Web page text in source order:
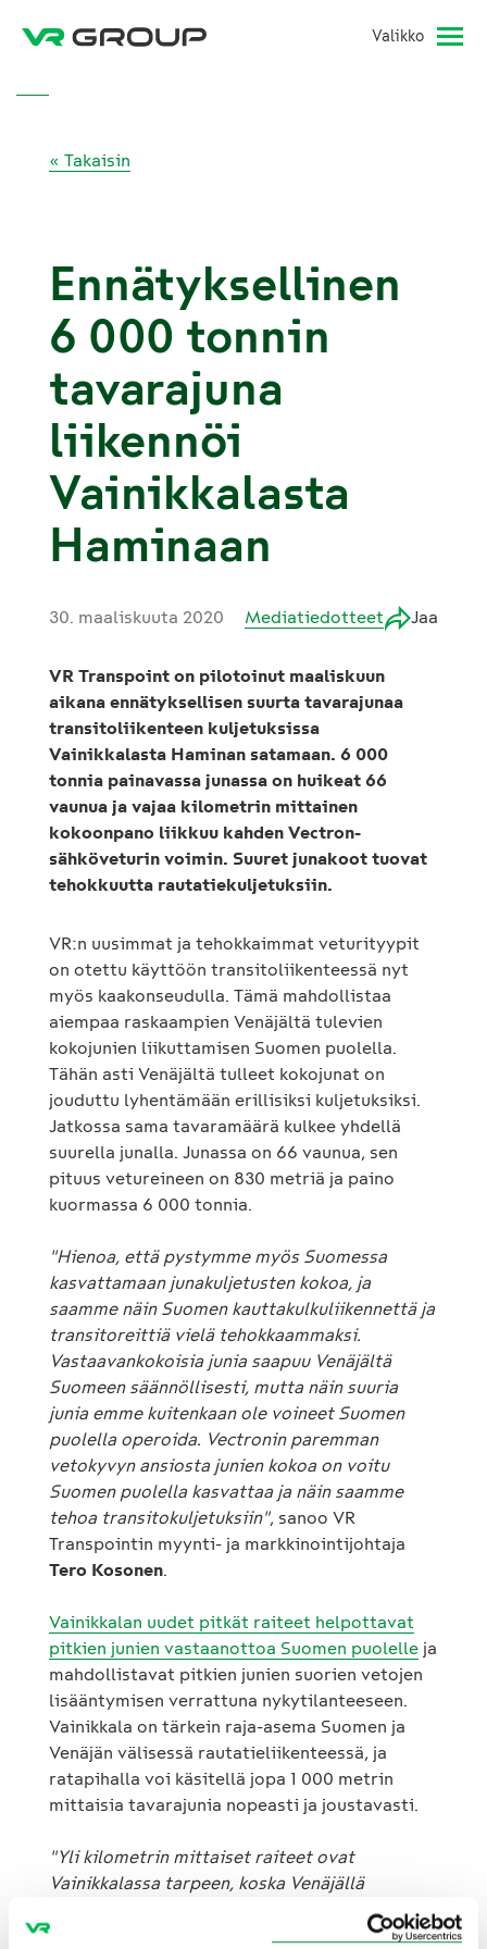
Valikko
« Takaisin
Ennätyksellinen
6 000 tonnin
tavarajuna
liikennöi
Vainikkalasta
Haminaan
30. maaliskuuta 2020 Mediatiedotteet Jaa
VR Transpoint on pilotoinut maaliskuun
aikana ennätyksellisen suurta tavarajunaa
transitoliikenteen kuljetuksissa
Vainikkalasta Haminan satamaan. 6 000
tonnia painavassa junassa on huikeat 66
vaunua ja vajaa kilometrin mittainen
kokoonpano liikkuu kahden Vectron-
sähköveturin voimin. Suuret junakoot tuovat
tehokkuutta rautatiekuljetuksiin.
VR:n uusimmat ja tehokkaimmat veturityypit
on otettu käyttöön transitoliikenteessä nyt
myös kaakonseudulla. Tämä mahdollistaa
aiempaa raskaampien Venäjältä tulevien
kokojunien liikuttamisen Suomen puolella.
Tähän asti Venäjältä tulleet kokojunat on
jouduttu lyhentämään erillisiksi kuljetuksiksi.
Jatkossa sama tavaramäärä kulkee yhdellä
suurella junalla. Junassa on 66 vaunua, sen
pituus vetureineen on 830 metriä ja paino
kuormassa 6 000 tonnia.
"Hienoa, että pystymme myös Suomessa
kasvattamaan junakuljetusten kokoa, ja
saamme näin Suomen kauttakulkuliikennettä ja
transitoreittiä vielä tehokkaammaksi.
Vastaavankokoisia junia saapuu Venäjältä
Suomeen säännöllisesti, mutta näin suuria
junia emme kuitenkaan ole voineet Suomen
puolella operoida. Vectronin paremman
vetokyvyn ansiosta junien kokoa on voitu
Suomen puolella kasvattaa ja näin saamme
tehoa transitokuljetuksiin", sanoo VR
Transpointin myynti- ja markkinointijohtaja
Tero Kosonen.
Vainikkalan uudet pitkät raiteet helpottavat
pitkien junien vastaanottoa Suomen puolelle ja
mahdollistavat pitkien junien suorien vetojen
lisääntymisen verrattuna nykytilanteeseen.
Vainikkala on tärkein raja-asema Suomen ja
Venäjän välisessä rautatieliikenteessä, ja
ratapihalla voi käsitellä jopa 1 000 metrin
mittaisia tavarajunia nopeasti ja joustavasti.
"Yli kilometrin mittaiset raiteet ovat
Vainikkalassa tarpeen, koska Venäjällä
käytetään yleisesti hyvin pitkiä tavarajunia.
Venäjältä tulevien junien lyhentämisestä ja